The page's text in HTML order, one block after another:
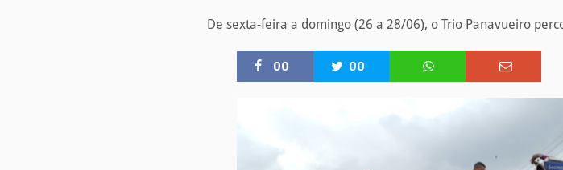
De sexta-feira a domingo (26 a 28/06), o Trio Panavueiro
00 00